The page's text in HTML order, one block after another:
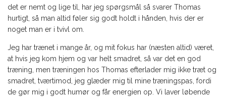
det er nemt og lige til, har jeg spørgsmål så svarer Thomas
hurtigt, så man altid føler sig godt holdt i hånden, hvis der er
noget man er i tvivl om.
Jeg har trænet i mange år, og mit fokus har (næsten altid) været,
at hvis jeg kom hjem og var helt smadret, så var det en god
træning, men træningen hos Thomas efterlader mig ikke træt og
smadret, tværtimod, jeg glæder mig til mine træningspas, fordi
de gør mig i godt humør og får energien op. Vi laver løbende